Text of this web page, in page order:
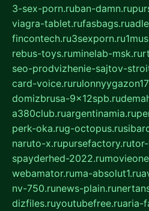
3-sex-porn.ruban-damn.ru
viagra-tablet.rufasbags.ru
fincontech.ru3sexporn.ru
rebus-toys.ruminelab-msk.ru
seo-prodvizhenie-sajtov-
card-voice.ru
domizbrusa-9x12spb.ru
a380club.ruargentinamia.ru
perk-oka.rug-octopus.ru
naruto-x.rupursefactory.ru
spayderhed-2022.ru
webamator.ruma-absolut1.ru
nv-750.runews-plain.ru
dizfiles.ruyoutubefree.ruaria-